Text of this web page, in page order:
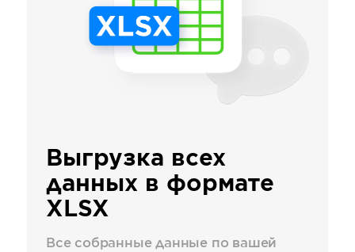
Выгрузка всех
данных в формате
XLSX
Все собранные данные по вашей